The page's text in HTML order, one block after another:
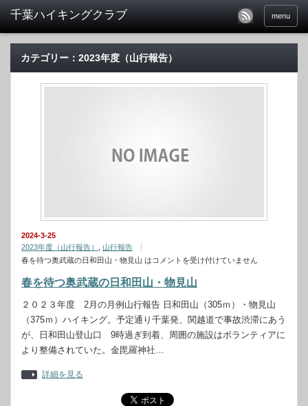
menu
カテゴリー：2023年度（山行報告）
2024-3-25
2023年度（山行報告）
山行報告
春を待つ奥武蔵の日和田山・物見山 は コメントを受け付けていません
春を待つ奥武蔵の日和田山・物見山
２０２３年度 2月の月例山行報告 日和田山（305ｍ）・物見山
（375ｍ）ハイキング。予定通り千葉発、関越道で事故渋滞にあう
が、日和田山登山口 9時過ぎ到着、周囲の施設はボランティアに
より整備されていた。金毘羅神社…
詳細を見る